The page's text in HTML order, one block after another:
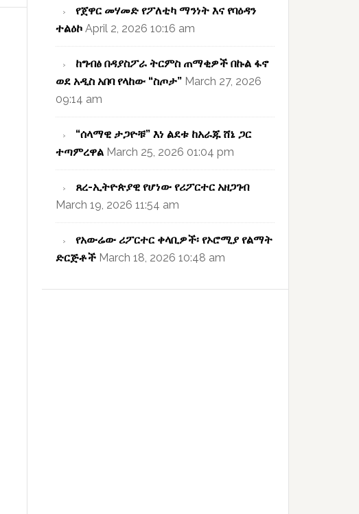
የጀዋር መሃመድ የፖለቲካ ማንነት እና የባዕዳን
ተልዕኮ April 2, 2026 10:16 am
ከግብፅ በዳያስፖራ ትርምስ ጠማቂዎች በኩል ፋኖ
ወደ አዲስ አበባ የላከው “ስጦታ” March 27, 2026
09:14 am
“ሰላማዊ ታጋዮቹ” እነ ልደቱ ከአራጁ ሸኔ ጋር
ተጣምረዋል March 25, 2026 01:04 pm
ጸረ-ኢትዮጵያዊ የሆነው የሪፖርተር አዘጋገብ
March 19, 2026 11:54 am
የአውሬው ሪፖርተር ቀላቢዎች፡ የኦሮሚያ የልማት
ድርጅቶች March 18, 2026 10:48 am